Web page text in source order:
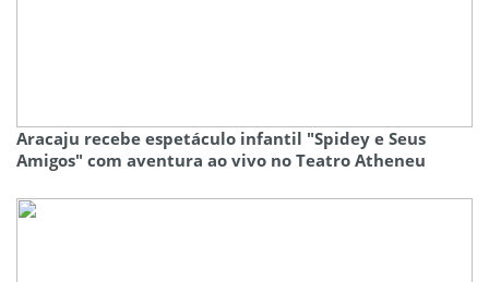
Aracaju recebe espetáculo infantil "Spidey e Seus
Amigos" com aventura ao vivo no Teatro Atheneu